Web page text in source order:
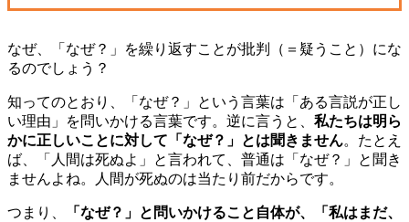
なぜ、「なぜ？」を繰り返すことが批判（＝疑うこと）にな
るのでしょう？
知ってのとおり、「なぜ？」という言葉は「ある言説が正し
い理由」を問いかける言葉です。逆に言うと、 私たちは明ら
かに正しいことに対して「なぜ？」とは聞きません。たとえ
ば、「人間は死ぬよ」と言われて、普通は「なぜ？」と聞き
ませんよね。人間が死ぬのは当たり前だからです。
つまり、
「なぜ？」と問いかけること自体が、「私はまだ、